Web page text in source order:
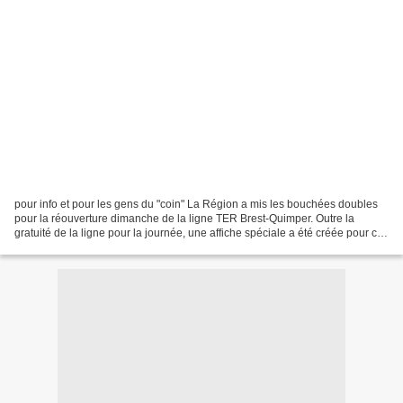
pour info et pour les gens du "coin" La Région a mis les bouchées doubles
pour la réouverture dimanche de la ligne TER Brest-Quimper. Outre la
gratuité de la ligne pour la journée, une affiche spéciale a été créée pour cet